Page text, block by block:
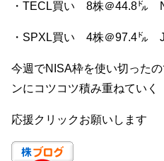
・TECL買い 8株＠44.8㌦
・SPXL買い 4株＠97.4㌦
今週でNISA枠を使い切った
ンにコツコツ積み重ねていく
応援クリックお願いします